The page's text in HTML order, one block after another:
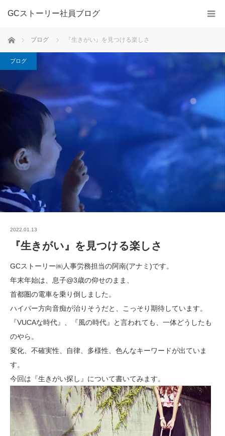
GCストーリー社員ブログ
ホーム ブログ 『生きがい』を見つける楽しさ
ブログ
2022.01.13
『生きがい』を見つける楽しさ
GCストーリー㈱人事労務担当の阿南(アナミ)です。
年末年始は、息子@3歳の仰せのまま、
首都圏の電車を乗り倒しました。
ハイパー方向音痴が治りそうだと、こっそり期待しています。
『VUCAな時代』、『風の時代』と言われても、一体どうしたも
のやら。
変化、不確実性、自律、多様性、色んなキーワードが出ていま
す。
今回は『生きがい探し』について書いてみます。